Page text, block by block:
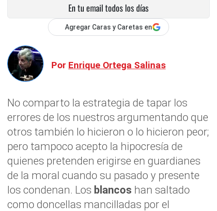
En tu email todos los días
Agregar Caras y Caretas en
Por Enrique Ortega Salinas
No comparto la estrategia de tapar los
errores de los nuestros argumentando que
otros también lo hicieron o lo hicieron peor;
pero tampoco acepto la hipocresía de
quienes pretenden erigirse en guardianes
de la moral cuando su pasado y presente
los condenan. Los blancos han saltado
como doncellas mancilladas por el